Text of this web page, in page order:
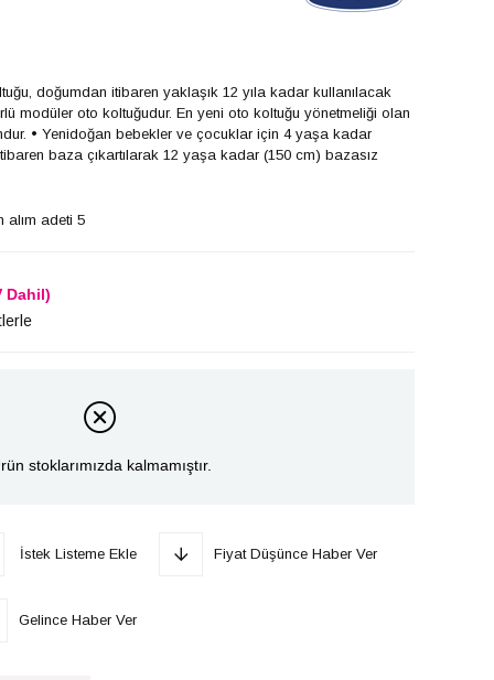
doğumdan itibaren yaklaşık 12 yıla kadar kullanılacak
modüler oto koltuğudur. En yeni oto koltuğu yönetmeliği olan
• Yenidoğan bebekler ve çocuklar için 4 yaşa kadar
baza çıkartılarak 12 yaşa kadar (150 cm) bazasız
alım adeti 5
Dahil)
stoklarımızda kalmamıştır.
İstek Listeme Ekle Fiyat Düşünce Haber Ver
Gelince Haber Ver